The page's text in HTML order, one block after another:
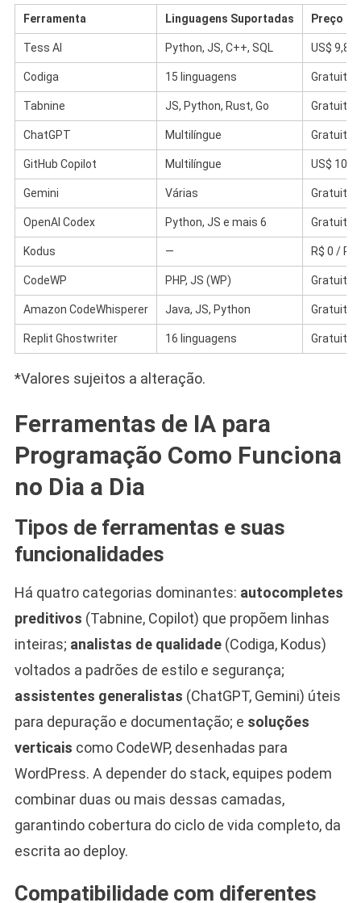
Ferramenta Linguagens Suportadas Preço
Tess AI Python, JS, C++, SQL US$ 9,8/
Codiga 15 linguagens Gratuito /
Tabnine JS, Python, Rust, Go Gratuito /
ChatGPT Multilíngue Gratuito /
GitHub Copilot Multilíngue US$ 10
Gemini Várias Gratuito
OpenAI Codex Python, JS e mais 6 Gratuito
Kodus — R$ 0 / R$
CodeWP PHP, JS (WP) Gratuito /
Amazon CodeWhisperer Java, JS, Python Gratuito /
Replit Ghostwriter 16 linguagens Gratuito /
*Valores sujeitos a alteração.
Ferramentas de IA para
Programação Como Funciona
no Dia a Dia
Tipos de ferramentas e suas
funcionalidades
Há quatro categorias dominantes: autocompletes
preditivos (Tabnine, Copilot) que propõem linhas
inteiras; analistas de qualidade(Codiga, Kodus)
voltados a padrões de estilo e segurança;
assistentes generalistas (ChatGPT, Gemini) úteis
para depuração e documentação; e soluções
verticais como CodeWP, desenhadas para
WordPress. A depender do stack, equipes podem
combinar duas ou mais dessas camadas,
garantindo cobertura do ciclo de vida completo, da
escrita ao deploy.
Compatibilidade com diferentes